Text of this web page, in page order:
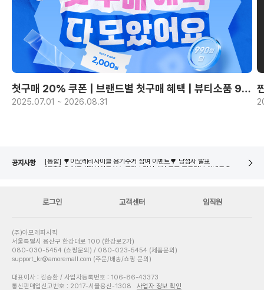
첫구매 20% 쿠폰 | 브랜드별 첫구매 혜택 | 뷰티소품 990원~
2025.07.01 ~ 2026.08.31
공지사항
로그인 고객센터 임직원
(주)아모레퍼시픽
서울특별시 용산구 한강대로 100 (한강로2가)
080-030-5454 (쇼핑문의) / 080-023-5454 (제품문의)
support_kr@amoremall.com (주문/배송/쇼핑 문의)
대표이사 : 김승환 / 사업자등록번호 : 106-86-43373
통신판매업신고번호 : 2017-서울용산-1308
사업자 정보 확인